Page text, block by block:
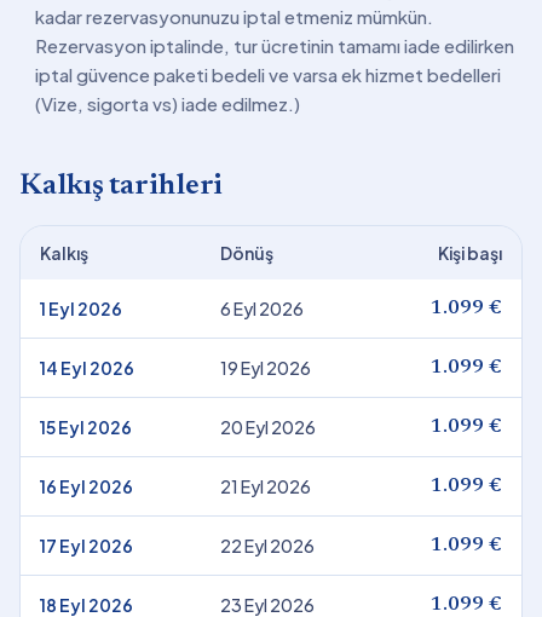
kadar rezervasyonunuzu iptal etmeniz mümkün.
Rezervasyon iptalinde, tur ücretinin tamamı iade edilirken
iptal güvence paketi bedeli ve varsa ek hizmet bedelleri
(Vize, sigorta vs) iade edilmez.)
Kalkış tarihleri
Kalkış Dönüş Kişi başı
1 Eyl 2026 6 Eyl 2026 1.099 €
14 Eyl 2026 19 Eyl 2026 1.099 €
15 Eyl 2026 20 Eyl 2026 1.099 €
16 Eyl 2026 21 Eyl 2026 1.099 €
17 Eyl 2026 22 Eyl 2026 1.099 €
18 Eyl 2026 23 Eyl 2026 1.099 €